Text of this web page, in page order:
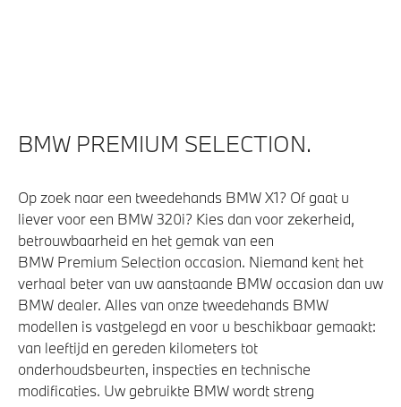
M Sportonderstel
stuurwiel
Veiligheid
Park Distance Control (PDC) voor en achter
Deactiverings mogelijkheid voorpassagiersairbag
Actieve Voetgangersbescherming
BMW PREMIUM SELECTION.
Op zoek naar een tweedehands BMW X1? Of gaat u
liever voor een BMW 320i? Kies dan voor zekerheid,
betrouwbaarheid en het gemak van een
BMW Premium Selection occasion. Niemand kent het
verhaal beter van uw aanstaande BMW occasion dan uw
BMW dealer. Alles van onze tweedehands BMW
modellen is vastgelegd en voor u beschikbaar gemaakt:
van leeftijd en gereden kilometers tot
onderhoudsbeurten, inspecties en technische
modificaties. Uw gebruikte BMW wordt streng